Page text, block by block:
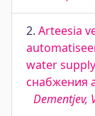
2. Arteesia
water
снабжения
Dementjev,